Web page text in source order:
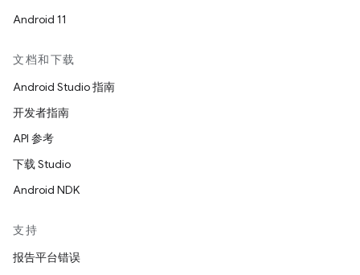
Android 11
文档和下载
Android Studio 指南
开发者指南
API 参考
下载 Studio
Android NDK
支持
报告平台错误